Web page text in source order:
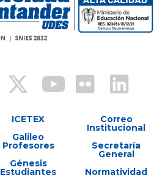
ICETEX
Galileo
Profesores
Génesis
Estudiantes
Correo
Institucional
Secretaría
General
Normatividad